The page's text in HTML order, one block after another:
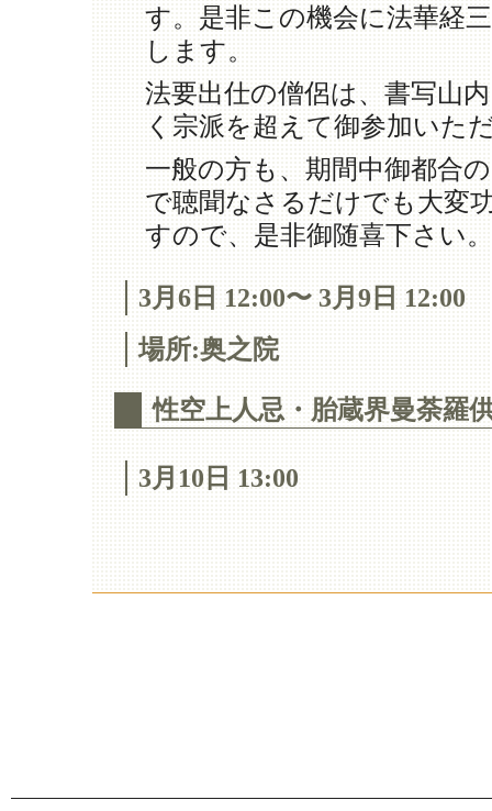
す。是非この機会に法華経
します。
法要出仕の僧侶は、書写山
く宗派を超えて御参加いた
一般の方も、期間中御都合
で聴聞なさるだけでも大変
すので、是非御随喜下さい。
3月6日 12:00〜 3月9日 12:00
場所:奥之院
性空上人忌・胎蔵界曼荼羅
3月10日 13:00